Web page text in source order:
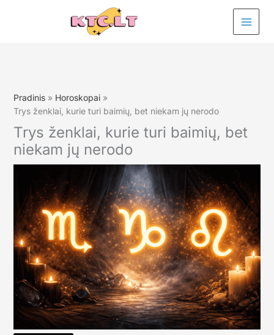
Pradinis
Horoskopai
Trys ženklai, kurie turi baimių, bet niekam jų nerodo
Trys ženklai, kurie turi baimių, bet
niekam jų nerodo